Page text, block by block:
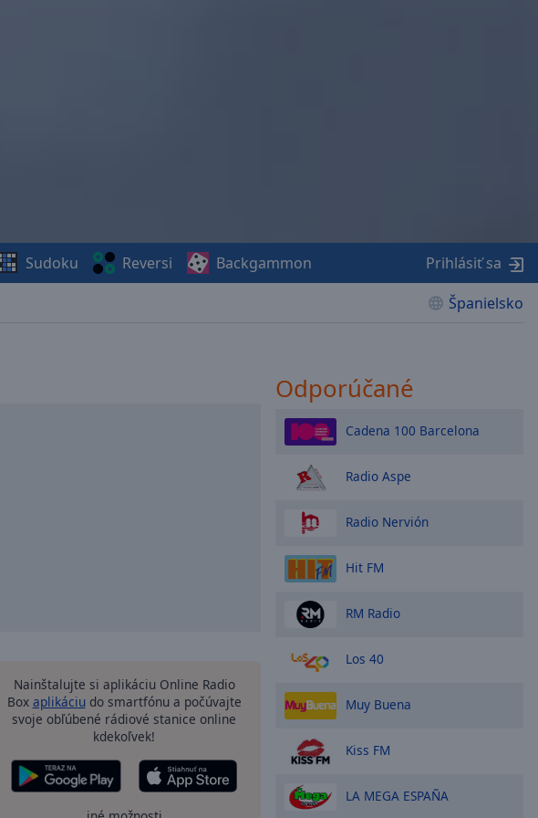
Španielsko
Sudoku Reversi Backgammon Prihlásiť sa
Nainštalujte si aplikáciu Online Radio
Box aplikáciudo smartfónu a počúvajte
svoje obľúbené rádiové stanice online
kdekoľvek!
Odporúčané
Cadena 100 Barcelona
Radio Aspe
Radio Nervión
Hit FM
RM Radio
Los 40
Muy Buena
Kiss FM
LA MEGA ESPAÑA